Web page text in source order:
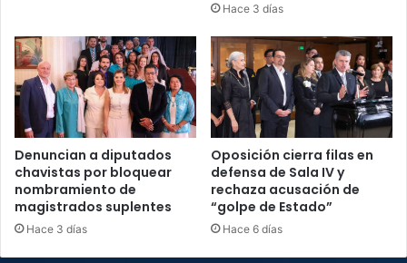
Hace 3 días
Denuncian a diputados
chavistas por bloquear
nombramiento de
magistrados suplentes
Hace 3 días
Oposición cierra filas en
defensa de Sala IV y
rechaza acusación de
“golpe de Estado”
Hace 6 días